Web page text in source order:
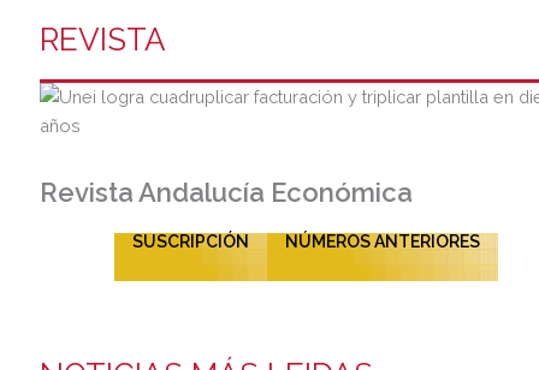
REVISTA
Revista Andalucía Económica
SUSCRIPCIÓN NÚMEROS ANTERIORES